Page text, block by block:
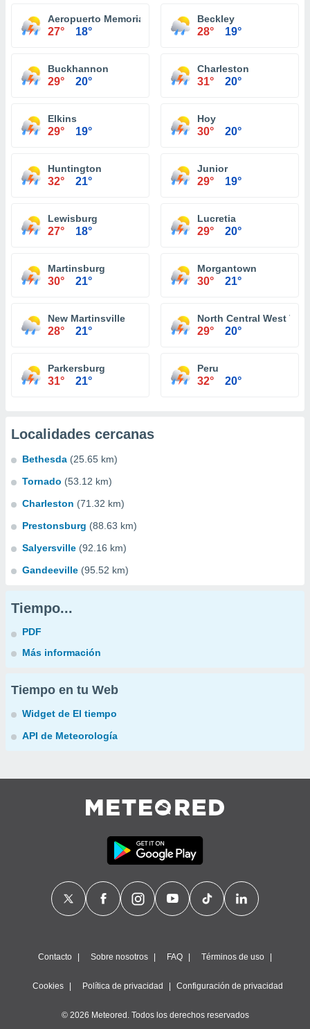
Aeropuerto Memorial Raleigh County
27° 18°
Beckley
28° 19°
Buckhannon
29° 20°
Charleston
31° 20°
Elkins
29° 19°
Hoy
30° 20°
Huntington
32° 21°
Junior
29° 19°
Lewisburg
27° 18°
Lucretia
29° 20°
Martinsburg
30° 21°
Morgantown
30° 21°
New Martinsville
28° 21°
North Central West
29° 20°
Parkersburg
31° 21°
Peru
32° 20°
Localidades cercanas
Bethesda (25.65 km)
Tornado (53.12 km)
Charleston (71.32 km)
Prestonsburg (88.63 km)
Salyersville (92.16 km)
Gandeeville (95.52 km)
Tiempo...
PDF
Más información
Tiempo en tu Web
Widget de El tiempo
API de Meteorología
Contacto Sobre nosotros FAQ Términos de uso
Cookies Política de privacidad Configuración de privacidad
© 2026 Meteored. Todos los derechos reservados